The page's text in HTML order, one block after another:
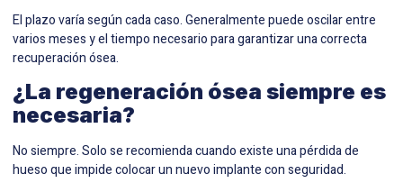
El plazo varía según cada caso. Generalmente puede oscilar entre
varios meses y el tiempo necesario para garantizar una correcta
recuperación ósea.
¿La regeneración ósea siempre es
necesaria?
No siempre. Solo se recomienda cuando existe una pérdida de
hueso que impide colocar un nuevo implante con seguridad.